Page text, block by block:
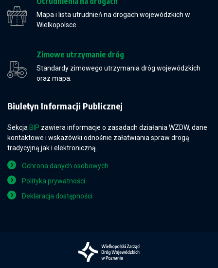
Mapa i lista utrudnień na drogach wojewódzkich w
Wielkopolsce.
Zimowe utrzymanie dróg
Standardy zimowego utrzymania dróg wojewódzkich
oraz mapa.
Biuletyn Informacji Publicznej
Sekcja BIP zawiera informacje o zasadach działania WZDW, dane
kontaktowe i wskazówki odnośnie załatwiania spraw drogą
tradycyjną jak i elektroniczną.
Ochrona danych osobowych
Polityka prywatności
Deklaracja dostępności